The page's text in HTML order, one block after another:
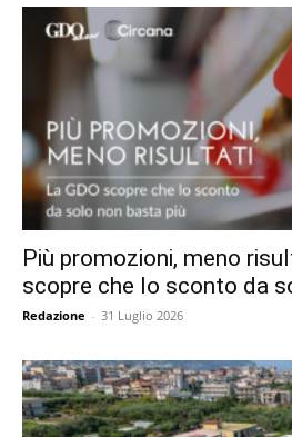
Più promozioni, meno
scopre che lo sconto da
Redazione - 31 Luglio 2026